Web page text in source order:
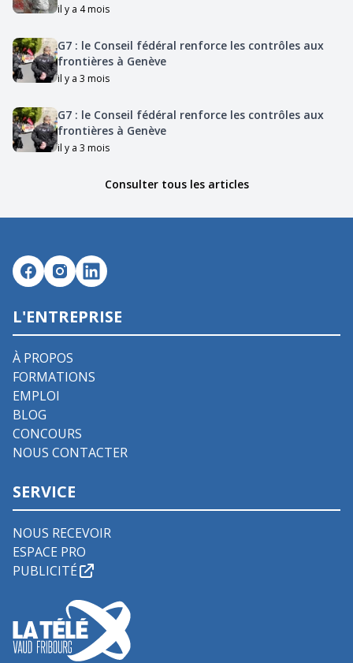
il y a 4 mois
G7 : le Conseil fédéral renforce les contrôles aux
frontières à Genève
il y a 3 mois
G7 : le Conseil fédéral renforce les contrôles aux
frontières à Genève
il y a 3 mois
Consulter tous les articles
L'ENTREPRISE
À PROPOS
FORMATIONS
EMPLOI
BLOG
CONCOURS
NOUS CONTACTER
SERVICE
NOUS RECEVOIR
ESPACE PRO
PUBLICITÉ